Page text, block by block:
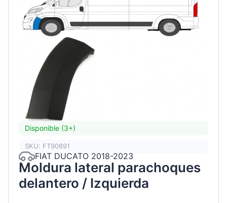
Disponible (3+)
SKU: FT90891
FIAT DUCATO 2018-2023
Moldura lateral parachoques
delantero / Izquierda